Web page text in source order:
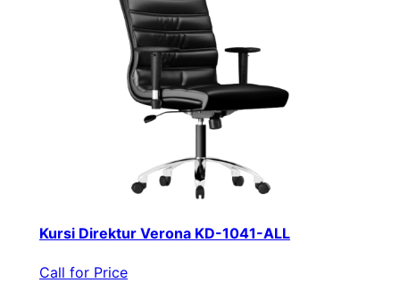
Kursi Direktur Verona KD-1041-ALL
Call for Price